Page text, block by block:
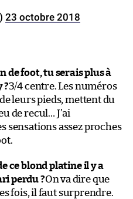
23 octobre 2018
de foot, tu serais plus à
?3/4 centre. Les numéros
leurs pieds, mettent du
de recul… J’ai
sensations assez proches
ce blond platine il y a
perdu ?On va dire que
fois, il faut surprendre.